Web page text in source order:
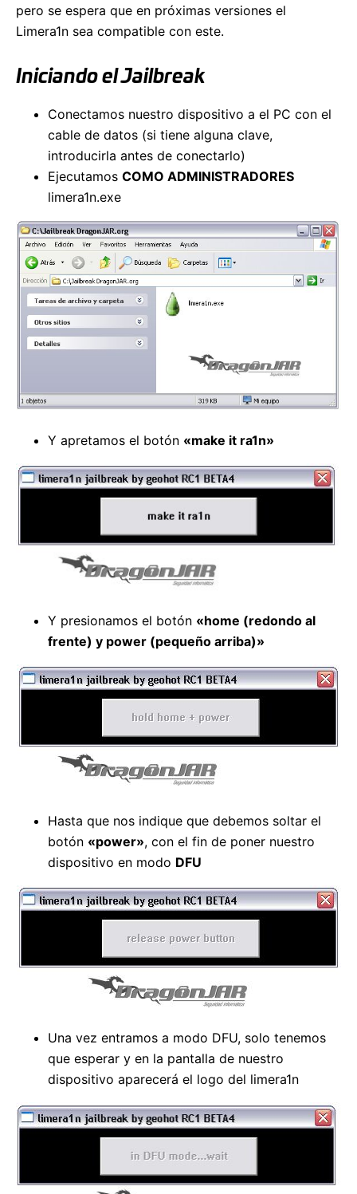
pero se espera que en próximas versiones el
Limera1n sea compatible con este.
Iniciando el Jailbreak
Conectamos nuestro dispositivo a el PC con el
cable de datos (si tiene alguna clave,
introducirla antes de conectarlo)
Ejecutamos COMO ADMINISTRADORES
limera1n.exe
Y apretamos el botón «make it ra1n»
Y presionamos el botón «home (redondo al
frente) y power (pequeño arriba)»
Hasta que nos indique que debemos soltar el
botón «power», con el fin de poner nuestro
dispositivo en modo DFU
Una vez entramos a modo DFU, solo tenemos
que esperar y en la pantalla de nuestro
dispositivo aparecerá el logo del limera1n